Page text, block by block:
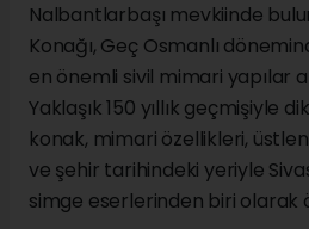
Nalbantlarbaşı mevkiinde
Konağı, Geç Osmanlı
en önemli sivil mimari yapılar
Yaklaşık 150 yıllık geçmişiyle
konak, mimari özellikleri,
ve şehir tarihindeki yeriyle
simge eserlerinden biri olarak